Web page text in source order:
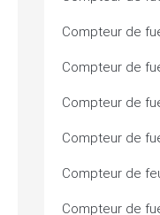
Compteur de
Compteur de
Compteur de
Compteur de
Compteur de
Compteur de